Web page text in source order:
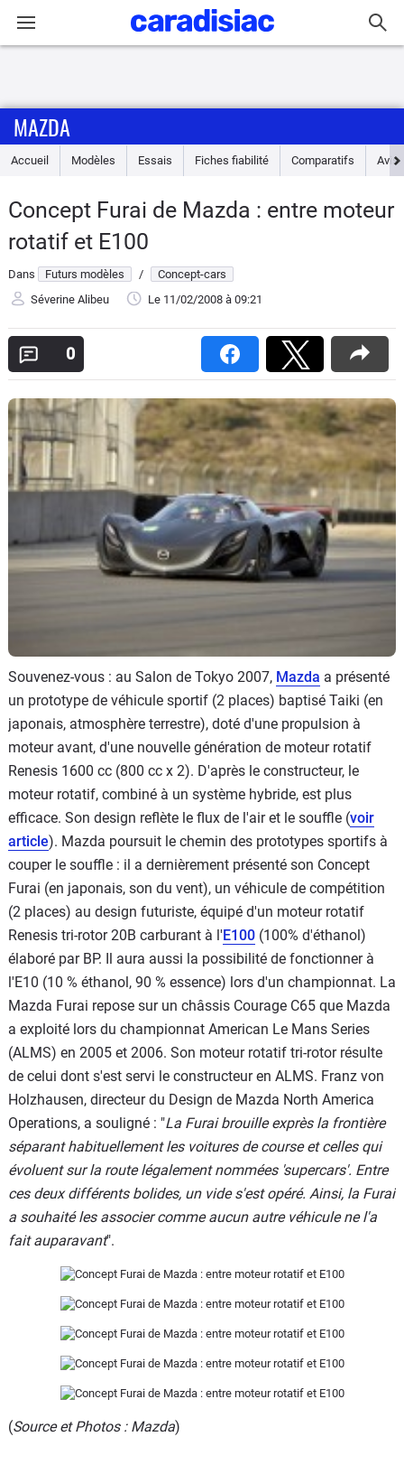
Accueil
Essais
Guide
d'achat
Electriques
Utilitaires
Flottes
Auto
Services
Forum
MAZDA
Accueil Modèles Essais Fiches fiabilité Comparatifs Avis
Concept Furai de Mazda : entre moteur
rotatif et E100
Dans Futurs modèles /
Concept-cars
Séverine Alibeu
Le 11/02/2008 à 09:21
0
Souvenez-vous : au Salon de Tokyo 2007, Mazda a présenté
un prototype de véhicule sportif (2 places) baptisé Taiki (en
japonais, atmosphère terrestre), doté d'une propulsion à
moteur avant, d'une nouvelle génération de moteur rotatif
Renesis 1600 cc (800 cc x 2). D'après le constructeur, le
moteur rotatif, combiné à un système hybride, est plus
efficace. Son design reflète le flux de l'air et le souffle (voir
article). Mazda poursuit le chemin des prototypes sportifs à
couper le souffle : il a dernièrement présenté son Concept
Furai (en japonais, son du vent), un véhicule de compétition
(2 places) au design futuriste, équipé d'un moteur rotatif
Renesis tri-rotor 20B carburant à l'E100 (100% d'éthanol)
élaboré par BP. Il aura aussi la possibilité de fonctionner à
l'E10 (10 % éthanol, 90 % essence) lors d'un championnat. La
Mazda Furai repose sur un châssis Courage C65 que Mazda
a exploité lors du championnat American Le Mans Series
(ALMS) en 2005 et 2006. Son moteur rotatif tri-rotor résulte
de celui dont s'est servi le constructeur en ALMS. Franz von
Holzhausen, directeur du Design de Mazda North America
Operations, a souligné : "La Furai brouille exprès la frontière
séparant habituellement les voitures de course et celles qui
évoluent sur la route légalement nommées 'supercars'. Entre
ces deux différents bolides, un vide s'est opéré. Ainsi, la Furai
a souhaité les associer comme aucun autre véhicule ne l'a
fait auparavant".
(Source et Photos : Mazda)